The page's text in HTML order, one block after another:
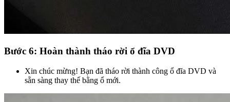
Bước 6: Hoàn thành tháo rời ổ đĩa DVD
Xin chúc mừng! Bạn đã tháo rời thành công ổ đĩa DVD và
sẵn sàng thay thế bằng ổ mới.